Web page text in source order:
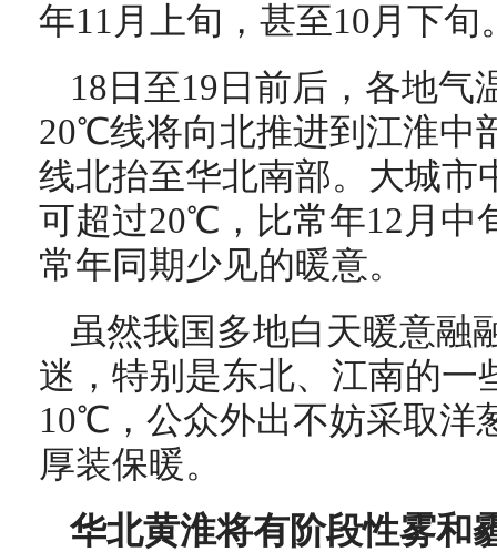
年11月上旬，甚至10月下旬
18日至19日前后，各地气
20℃线将向北推进到江淮中
线北抬至华北南部。大城市
可超过20℃，比常年12月中
常年同期少见的暖意。
虽然我国多地白天暖意融
迷，特别是东北、江南的一
10℃，公众外出不妨采取洋
厚装保暖。
华北黄淮将有阶段性雾和